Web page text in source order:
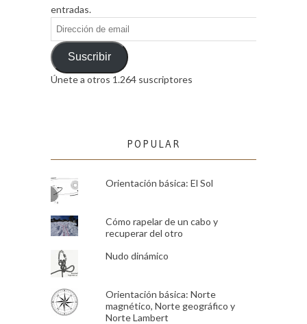
entradas.
Dirección
de
emailSuscribir
Únete a otros 1.264 suscriptores
POPULAR
Orientación básica: El Sol
Cómo rapelar de un cabo y
recuperar del otro
Nudo dinámico
Orientación básica: Norte
magnético, Norte geográfico y
Norte Lambert